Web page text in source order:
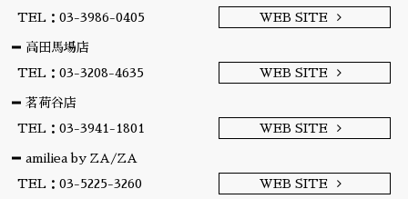
TEL：03-3986-0405
WEB SITE
高田馬場店
TEL：03-3208-4635
WEB SITE
茗荷谷店
TEL：03-3941-1801
WEB SITE
amiliea by ZA/ZA
TEL：03-5225-3260
WEB SITE